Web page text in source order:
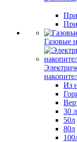
Газовые
Из
30 л
50л
80л